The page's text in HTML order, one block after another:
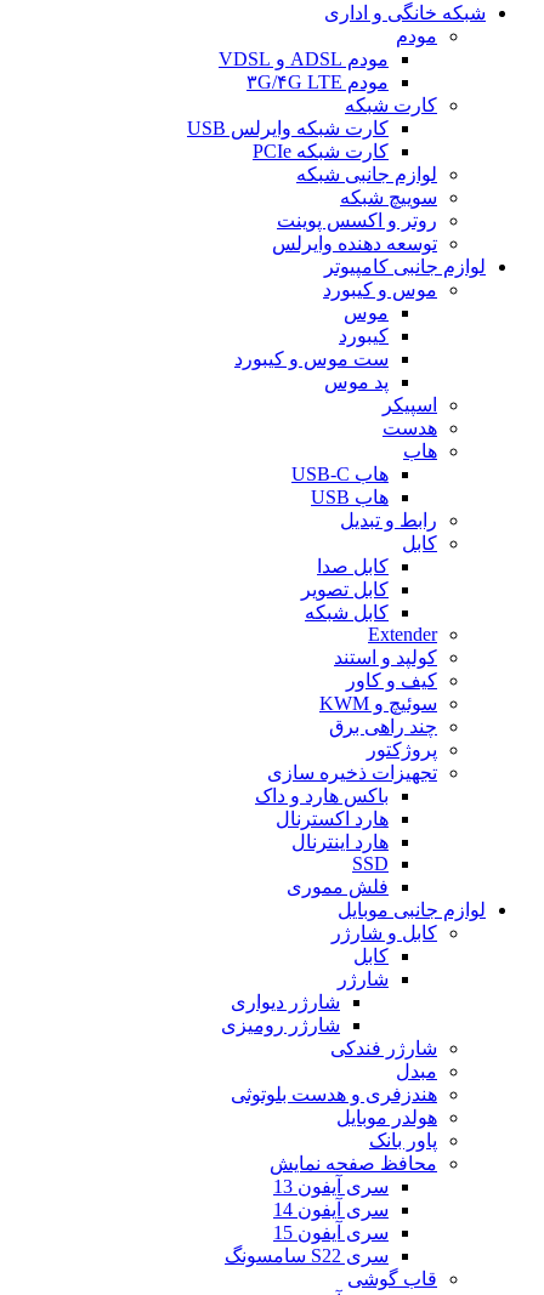
شبکه خانگی و اداری
مودم
مودم ADSL و VDSL
مودم ۳G/۴G LTE
کارت شبکه
کارت شبکه وایرلس USB
کارت شبکه PCIe
لوازم جانبی شبکه
سوییچ شبکه
روتر و اکسس پوینت
توسعه دهنده وایرلس
لوازم جانبی کامپیوتر
موس و کیبورد
موس
کیبورد
ست موس و کیبورد
پد موس
اسپیکر
هدست
هاب
هاب USB-C
هاب USB
رابط و تبدیل
کابل
کابل صدا
کابل تصویر
کابل شبکه
Extender
کولپد و استند
کیف و کاور
سوئیچ و KWM
چند راهی برق
پروژکتور
تجهیزات ذخیره سازی
باکس هارد و داک
هارد اکسترنال
هارد اینترنال
SSD
فلش مموری
لوازم جانبی موبایل
کابل و شارژر
کابل
شارژر
شارژر دیواری
شارژر رومیزی
شارژر فندکی
مبدل
هندزفری و هدست بلوتوثی
هولدر موبایل
پاور بانک
محافظ صفحه نمایش
سری آیفون 13
سری آیفون 14
سری آیفون 15
سری S22 سامسونگ
قاب گوشی